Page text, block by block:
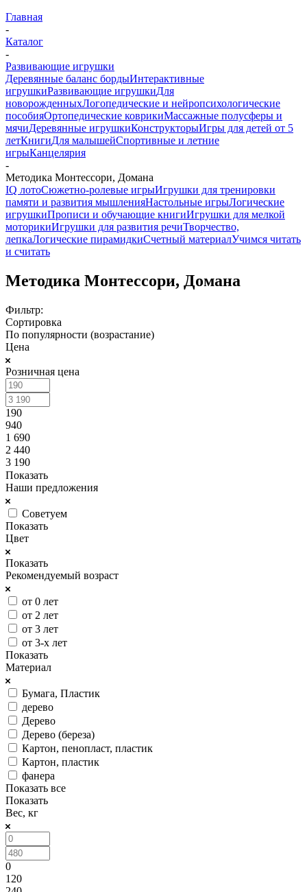
Главная
-
Каталог
-
Развивающие игрушки
Деревянные баланс бордыИнтерактивные
игрушкиРазвивающие игрушкиДля
новорожденныхЛогопедические и нейропсихологические
пособияОртопедические коврикиМассажные полусферы и
мячиДеревянные игрушкиКонструкторыИгры для детей от 5
летКнигиДля малышейСпортивные и летние
игрыКанцелярия
-
Методика Монтессори, Домана
IQ лотоСюжетно-ролевые игрыИгрушки для тренировки
памяти и развития мышленияНастольные игрыЛогические
игрушкиПрописи и обучающие книгиИгрушки для мелкой
моторикиИгрушки для развития речиТворчество,
лепкаЛогические пирамидкиСчетный материалУчимся читать
и считать
Методика Монтессори, Домана
Фильтр:
Сортировка
По популярности (возрастание)
Цена
Розничная цена
190
940
1 690
2 440
3 190
Показать
Наши предложения
Советуем
Показать
Цвет
Показать
Рекомендуемый возраст
от 0 лет
от 2 лет
от 3 лет
от 3-х лет
Показать
Материал
Бумага, Пластик
дерево
Дерево
Дерево (береза)
Картон, пенопласт, пластик
Картон, пластик
фанера
Показать все
Показать
Вес, кг
0
120